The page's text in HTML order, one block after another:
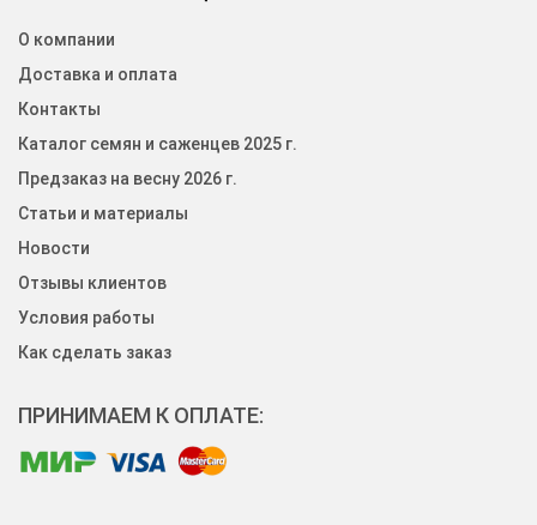
О компании
Доставка и оплата
Контакты
Каталог семян и саженцев 2025 г.
Предзаказ на весну 2026 г.
Статьи и материалы
Новости
Отзывы клиентов
Условия работы
Как сделать заказ
ПРИНИМАЕМ К ОПЛАТЕ: